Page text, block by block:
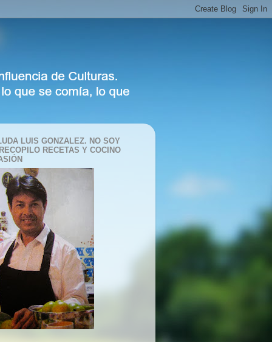
LUIS GONZALEZ. NO SOY
RECETAS Y COCINO